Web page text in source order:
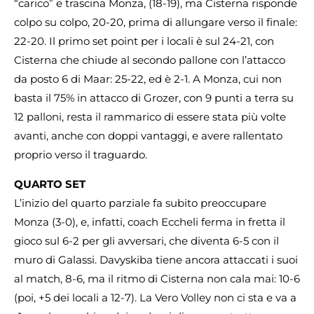
“carico” e trascina Monza, (18-19), ma Cisterna risponde
colpo su colpo, 20-20, prima di allungare verso il finale:
22-20. Il primo set point per i locali è sul 24-21, con
Cisterna che chiude al secondo pallone con l’attacco
da posto 6 di Maar: 25-22, ed è 2-1. A Monza, cui non
basta il 75% in attacco di Grozer, con 9 punti a terra su
12 palloni, resta il rammarico di essere stata più volte
avanti, anche con doppi vantaggi, e avere rallentato
proprio verso il traguardo.
QUARTO SET
L’inizio del quarto parziale fa subito preoccupare
Monza (3-0), e, infatti, coach Eccheli ferma in fretta il
gioco sul 6-2 per gli avversari, che diventa 6-5 con il
muro di Galassi. Davyskiba tiene ancora attaccati i suoi
al match, 8-6, ma il ritmo di Cisterna non cala mai: 10-6
(poi, +5 dei locali a 12-7). La Vero Volley non ci sta e va a